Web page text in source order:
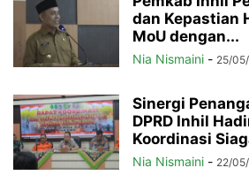
dan Kepastian
MoU dengan...
Nia Nismaini - 25/
Sinergi
DPRD Inhil
Koordinasi
Nia Nismaini - 22/